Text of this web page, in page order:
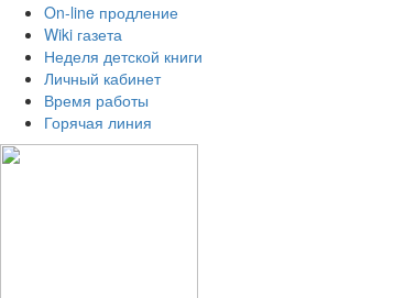
On-line продление
Wiki газета
Неделя детской книги
Личный кабинет
Время работы
Горячая линия